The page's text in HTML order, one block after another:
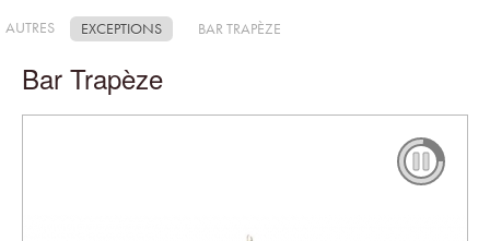
AUTRES EXCEPTIONS BAR TRAPÈZE
Bar Trapèze